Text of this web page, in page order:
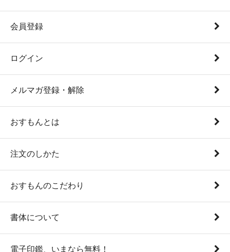
会員登録
ログイン
メルマガ登録・解除
おすもんとは
注文のしかた
おすもんのこだわり
書体について
電子印鑑、いまなら無料！